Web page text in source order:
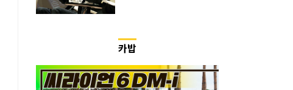
카밥